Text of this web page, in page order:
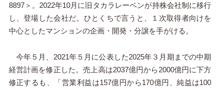
8897＞。2022年10月に旧タカラレーベンが持株会社制に移行
し、登場した会社だ。ひとくちで言うと、１次取得者向けを
中心としたマンションの企画・開発・分譲を手がける。
今年５月、2021年５月に公表した2025年３月期までの中期
経営計画を修正した。売上高は2037億円から2000億円に下方
修正するも、「営業利益は157億円から170億円、純益は100